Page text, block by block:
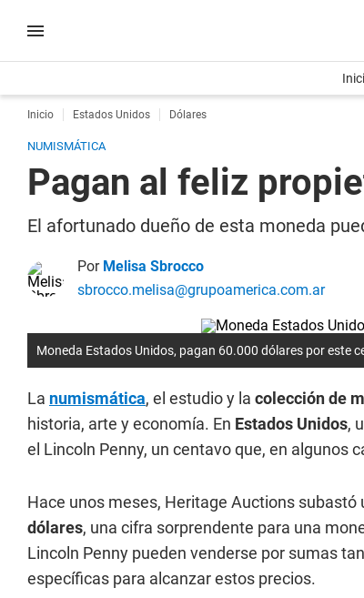
Inicio Estados Unidos Dólares
NUMISMÁTICA
Pagan al feliz
El afortunado dueño de esta moneda
Por Melisa Sbrocco
sbrocco.melisa@grupoamerica.com.ar
Moneda Estados Unidos, pagan 60.000 dólares por este
La numismática, el estudio y la colección de
historia, arte y economía. En Estados Unidos,
el Lincoln Penny, un centavo que, en algunos
Hace unos meses, Heritage Auctions subastó
dólares, una cifra sorprendente para una
Lincoln Penny pueden venderse por sumas
específicas para alcanzar estos precios.